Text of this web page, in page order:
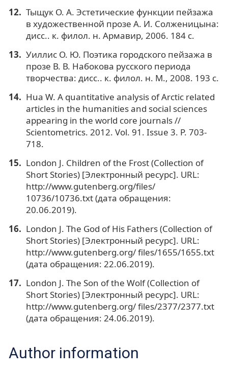
Тыщук О. А. Эстетические функции пейзажа
в художественной прозе А. И. Солженицына:
дисс.. к. филол. н. Армавир, 2006. 184 с.
Уиллис О. Ю. Поэтика городского пейзажа в
прозе В. В. Набокова русского периода
творчества: дисс.. к. филол. н. М., 2008. 193 с.
Hua W. A quantitative analysis of Arctic related
articles in the humanities and social sciences
appearing in the world core journals //
Scientometrics. 2012. Vol. 91. Issue 3. P. 703-
718.
London J. Children of the Frost (Collection of
Short Stories) [Электронный ресурс]. URL:
http://www.gutenberg.org/files/
10736/10736.txt (дата обращения:
20.06.2019).
London J. The God of His Fathers (Collection of
Short Stories) [Электронный ресурс]. URL:
http://www.gutenberg.org/ files/1655/1655.txt
(дата обращения: 22.06.2019).
London J. The Son of the Wolf (Collection of
Short Stories) [Электронный ресурс]. URL:
http://www.gutenberg.org/ files/2377/2377.txt
(дата обращения: 24.06.2019).
Author information